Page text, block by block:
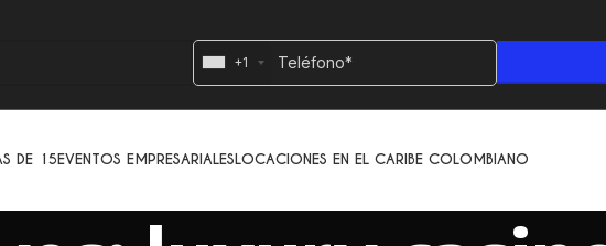
+1
DE 15EVENTOS EMPRESARIALESLOCACIONES EN EL CARIBE COLOMBIANO